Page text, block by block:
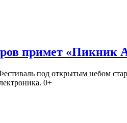
примет «Пикник
под открытым небом
0+